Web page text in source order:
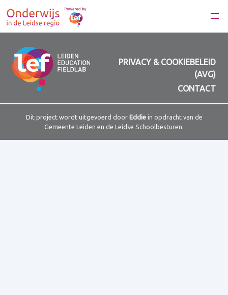
PRIVACY & COOKIEBELEID
(AVG)
CONTACT
Dit project wordt uitgevoerd door Eddiein opdracht van de
Gemeente Leiden en de Leidse Schoolbesturen.